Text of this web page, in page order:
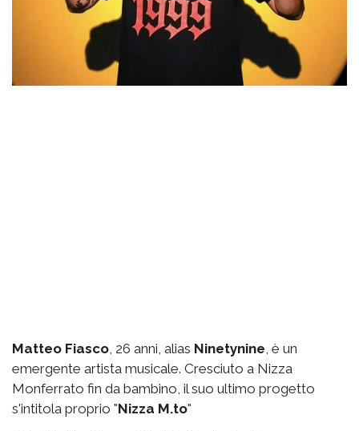
Matteo Fiasco , 26 anni, alias Ninetynine , è un
emergente artista musicale. Cresciuto a Nizza
Monferrato fin da bambino, il suo ultimo progetto
s'intitola proprio "Nizza M.to"